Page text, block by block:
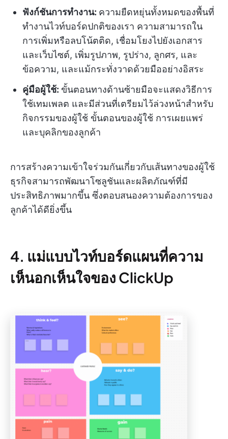
ฟังก์ชันการทำงาน: ความยืดหยุ่นทั้งหมดของพื้นที่
ทำงานไวท์บอร์ดปกติของเรา ความสามารถใน
การเพิ่มหรือลบโน้ตติด, เชื่อมโยงไปยังเอกสาร
และเว็บไซต์, เพิ่มรูปภาพ, รูปร่าง, ลูกศร, และ
ข้อความ, และแม้กระทั่งวาดด้วยมืออย่างอิสระ
คู่มือผู้ใช้: ขั้นตอนทางด้านซ้ายมือจะแสดงวิธีการ
ใช้เทมเพลต และมีส่วนที่เตรียมไว้ล่วงหน้าสำหรับ
กิจกรรมของผู้ใช้ ขั้นตอนของผู้ใช้ การเผยแพร่
และบุคลิกของลูกค้า
การสร้างความเข้าใจร่วมกันเกี่ยวกับเส้นทางของผู้ใช้
ธุรกิจสามารถพัฒนาโซลูชันและผลิตภัณฑ์ที่มี
ประสิทธิภาพมากขึ้น ซึ่งตอบสนองความต้องการของ
ลูกค้าได้ดียิ่งขึ้น
4. แม่แบบไวท์บอร์ดแผนที่ความ
เห็นอกเห็นใจของ ClickUp